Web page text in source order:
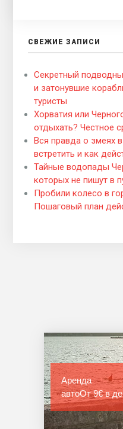
СВЕЖИЕ ЗАПИСИ
Секретный
и затонувшие
туристы
Хорватия или
отдыхать? Честное
Вся правда о змеях
встретить и как
Тайные водопады
которых не пишут в
Пробили колесо в
Пошаговый план
Аренда
автоОт 9€ в